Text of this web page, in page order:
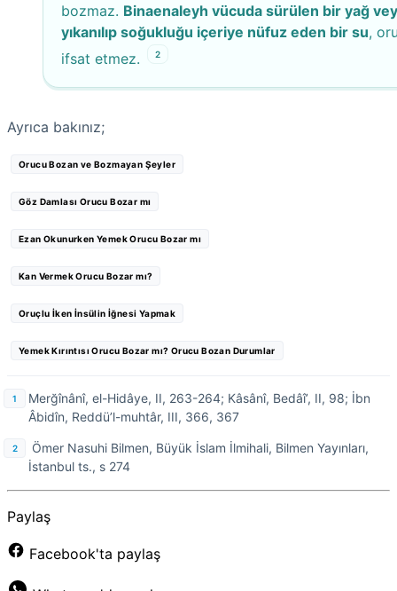
bozmaz. Binaenaleyh vücuda sürülen bir yağ
yıkanılıp soğukluğu içeriye nüfuz eden bir su,
ifsat etmez.
2
Ayrıca bakınız;
Orucu Bozan ve Bozmayan Şeyler
Göz Damlası Orucu Bozar mı
Ezan Okunurken Yemek Orucu Bozar mı
Kan Vermek Orucu Bozar mı?
Oruçlu İken İnsülin İğnesi Yapmak
Yemek Kırıntısı Orucu Bozar mı? Orucu Bozan Durumlar
Merğînânî, el-Hidâye, II, 263-264; Kâsânî, Bedâî’, II, 98; İbn
Âbidîn, Reddü’l-muhtâr, III, 366, 367
Ömer Nasuhi Bilmen, Büyük İslam İlmihali, Bilmen Yayınları,
İstanbul ts., s 274
Paylaş
Facebook'ta paylaş